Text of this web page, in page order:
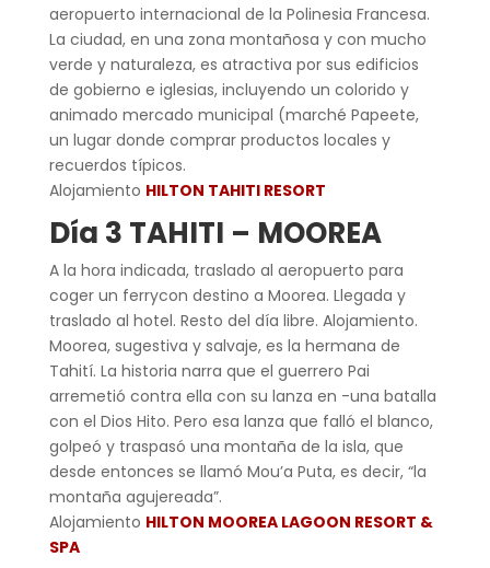
aeropuerto internacional de la Polinesia Francesa.
La ciudad, en una zona montañosa y con mucho
verde y naturaleza, es atractiva por sus edificios
de gobierno e iglesias, incluyendo un colorido y
animado mercado municipal (marché Papeete,
un lugar donde comprar productos locales y
recuerdos típicos.
Alojamiento HILTON TAHITI RESORT
Día 3 TAHITI – MOOREA
A la hora indicada, traslado al aeropuerto para
coger un ferrycon destino a Moorea. Llegada y
traslado al hotel. Resto del día libre. Alojamiento.
Moorea, sugestiva y salvaje, es la hermana de
Tahití. La historia narra que el guerrero Pai
arremetió contra ella con su lanza en -una batalla
con el Dios Hito. Pero esa lanza que falló el blanco,
golpeó y traspasó una montaña de la isla, que
desde entonces se llamó Mou’a Puta, es decir, “la
montaña agujereada”.
Alojamiento HILTON MOOREA LAGOON RESORT &
SPA